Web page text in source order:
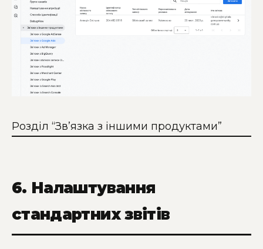
Розділ “Зв’язка з іншими продуктами”
6. Налаштування
стандартних звітів